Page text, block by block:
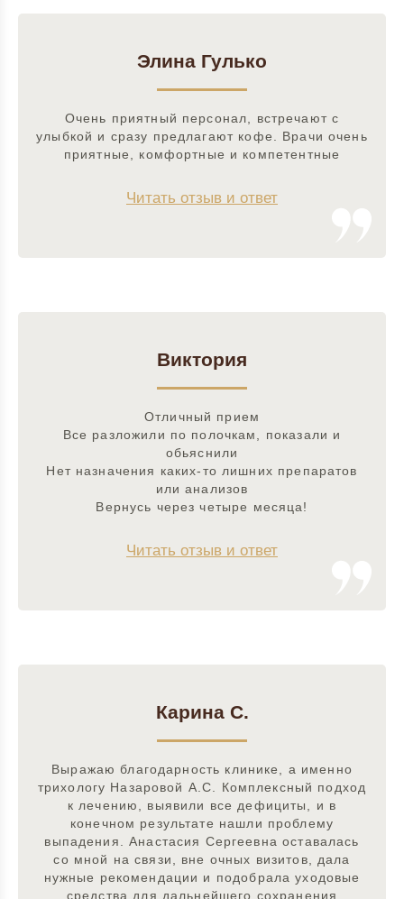
Элина Гулько
Очень приятный персонал, встречают с
улыбкой и сразу предлагают кофе. Врачи очень
приятные, комфортные и компетентные
Читать отзыв и ответ
Виктория
Отличный прием
Все разложили по полочкам, показали и
обьяснили
Нет назначения каких-то лишних препаратов
или анализов
Вернусь через четыре месяца!
Читать отзыв и ответ
Карина С.
Выражаю благодарность клинике, а именно
трихологу Назаровой А.С. Комплексный подход
к лечению, выявили все дефициты, и в
конечном результате нашли проблему
выпадения. Анастасия Сергеевна оставалась
со мной на связи, вне очных визитов, дала
нужные рекомендации и подобрала уходовые
средства для дальнейшего сохранения